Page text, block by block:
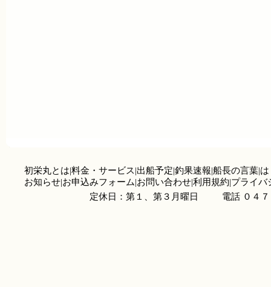
初栄丸とは|料金・サービス|出船予定|釣果速報|船長の言葉|
お知らせ|お申込みフォーム|お問い合わせ|利用規約|プライバ
定休日：第１、第３月曜日
電話 ０４